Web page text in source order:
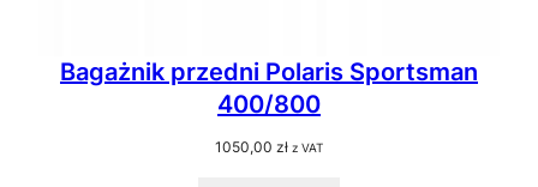
Bagażnik przedni Polaris Sportsman
400/800
1050,00 zł z VAT